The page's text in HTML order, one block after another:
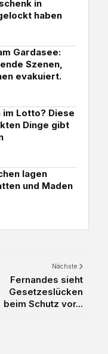
in
haben
Gardasee:
Szenen,
evakuiert.
Lotto? Diese
Dinge gibt
lagen
und Maden
Nächste
Fernandes sieht
Gesetzeslücken
beim Schutz vor...